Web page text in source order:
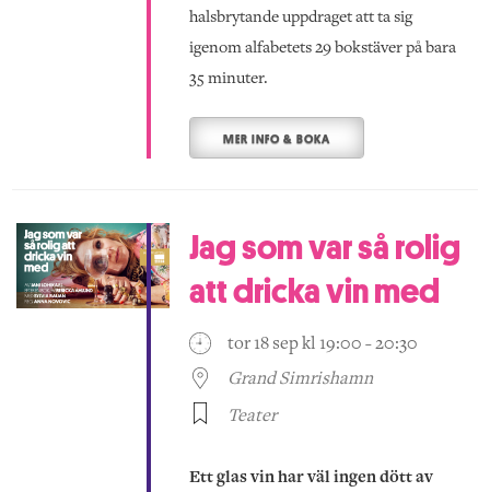
halsbrytande uppdraget att ta sig
igenom alfabetets 29 bokstäver på bara
35 minuter.
MER INFO & BOKA
Jag som var så rolig
att dricka vin med
tor 18 sep kl 19:00 - 20:30
Grand Simrishamn
Teater
Ett glas vin har väl ingen dött av